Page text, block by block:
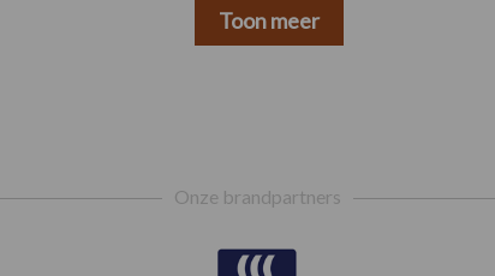
Toon meer
Onze brandpartners